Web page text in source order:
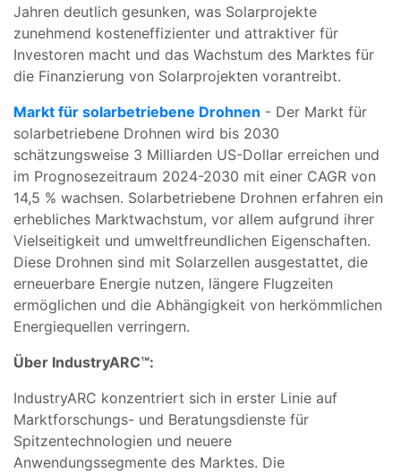
Jahren deutlich gesunken, was Solarprojekte
zunehmend kosteneffizienter und attraktiver für
Investoren macht und das Wachstum des Marktes für
die Finanzierung von Solarprojekten vorantreibt.
Markt für solarbetriebene Drohnen - Der Markt für
solarbetriebene Drohnen wird bis 2030
schätzungsweise 3 Milliarden US-Dollar erreichen und
im Prognosezeitraum 2024-2030 mit einer CAGR von
14,5 % wachsen. Solarbetriebene Drohnen erfahren ein
erhebliches Marktwachstum, vor allem aufgrund ihrer
Vielseitigkeit und umweltfreundlichen Eigenschaften.
Diese Drohnen sind mit Solarzellen ausgestattet, die
erneuerbare Energie nutzen, längere Flugzeiten
ermöglichen und die Abhängigkeit von herkömmlichen
Energiequellen verringern.
Über IndustryARC™:
IndustryARC konzentriert sich in erster Linie auf
Marktforschungs- und Beratungsdienste für
Spitzentechnologien und neuere
Anwendungssegmente des Marktes. Die